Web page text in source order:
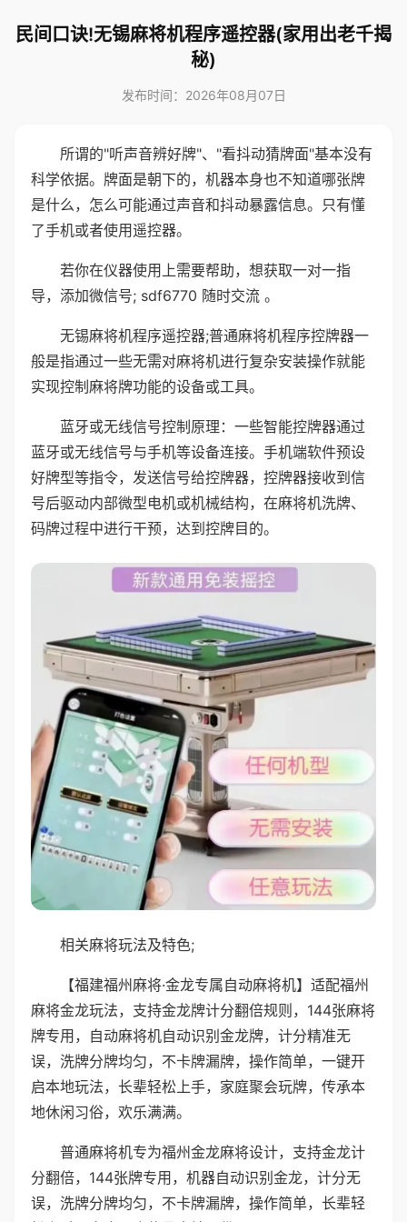
民间口诀!无锡麻将机程序遥控器(家用出老千揭
秘)
发布时间：2026年08月07日
所谓的"听声音辨好牌"、"看抖动猜牌面"基本没有
科学依据。牌面是朝下的，机器本身也不知道哪张牌
是什么，怎么可能通过声音和抖动暴露信息。只有懂
了手机或者使用遥控器。
若你在仪器使用上需要帮助，想获取一对一指
导，添加微信号; sdf6770 随时交流 。
无锡麻将机程序遥控器;普通麻将机程序控牌器一
般是指通过一些无需对麻将机进行复杂安装操作就能
实现控制麻将牌功能的设备或工具。
蓝牙或无线信号控制原理：一些智能控牌器通过
蓝牙或无线信号与手机等设备连接。手机端软件预设
好牌型等指令，发送信号给控牌器，控牌器接收到信
号后驱动内部微型电机或机械结构，在麻将机洗牌、
码牌过程中进行干预，达到控牌目的。
相关麻将玩法及特色;
【福建福州麻将·金龙专属自动麻将机】适配福州
麻将金龙玩法，支持金龙牌计分翻倍规则，144张麻将
牌专用，自动麻将机自动识别金龙牌，计分精准无
误，洗牌分牌均匀，不卡牌漏牌，操作简单，一键开
启本地玩法，长辈轻松上手，家庭聚会玩牌，传承本
地休闲习俗，欢乐满满。
普通麻将机专为福州金龙麻将设计，支持金龙计
分翻倍，144张牌专用，机器自动识别金龙，计分无
误，洗牌分牌均匀，不卡牌漏牌，操作简单，长辈轻